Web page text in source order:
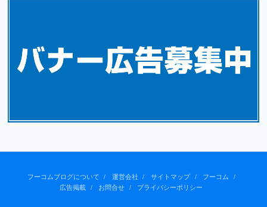
フーコムブログについて 運営会社 サイトマップ
フーコム
広告掲載
お問合せ プライバシーポリシー